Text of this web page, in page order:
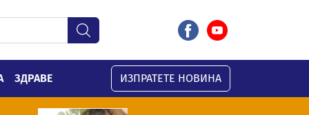
ЗДРАВЕ ИЗПРАТЕТЕ НОВИНА